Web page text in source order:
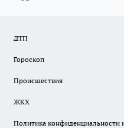
ДТП
Гороскоп
Происшествия
ЖКХ
Политика конфиденциальности